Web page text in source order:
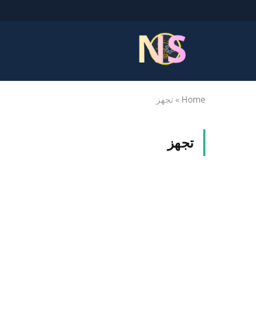
Home
»تجهز
تجهز